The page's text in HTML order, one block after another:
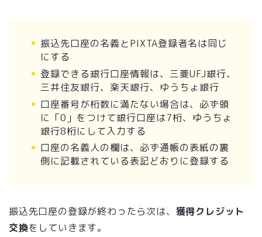
振込先口座の名義とPIXTA登録者名は同じ
にする
登録できる銀行口座情報は、三菱UFJ銀行、
三井住友銀行、楽天銀行、ゆうちょ銀行
口座番号が桁数に満たない場合は、必ず頭
に「0」をつけて銀行口座は7桁、ゆうちょ
銀行8桁にして入力する
口座の名義人の欄は、必ず通帳の表紙の裏
側に記載されている表記どおりに登録する
振込先口座の登録が終わったら次は、 獲得クレジット
交換をしていきます。